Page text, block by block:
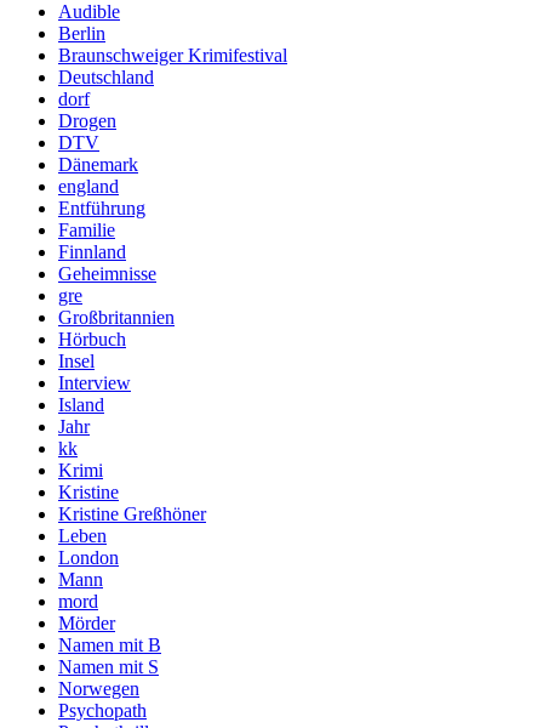
Audible
Berlin
Braunschweiger Krimifestival
Deutschland
dorf
Drogen
DTV
Dänemark
england
Entführung
Familie
Finnland
Geheimnisse
gre
Großbritannien
Hörbuch
Insel
Interview
Island
Jahr
kk
Krimi
Kristine
Kristine Greßhöner
Leben
London
Mann
mord
Mörder
Namen mit B
Namen mit S
Norwegen
Psychopath